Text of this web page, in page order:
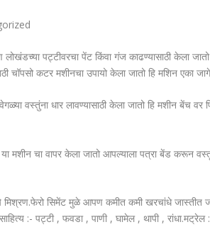
पट्टीवरचा पेंट किंवा गंज काढण्यासाठी केला
कटर मशीनचा उपायो केला जातो हि मशिन एका
वस्तुंना धार लावण्यासाठी केला जातो हि मशीन बेंच
या मशीन चा वापर केला जातो आपल्याला पत्रा बेंड
मिश्रण.फेरो सिमेंट मुळे आपण कमीत कमी खरचांधे
:- पट्टी , फवडा , पाणी , घामेल , थापी ,